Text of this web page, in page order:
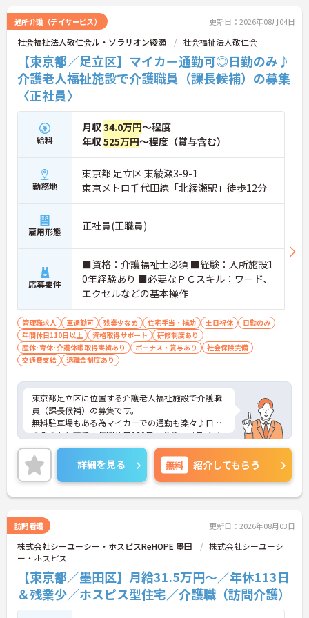
通所介護（デイサービス） 更新日：2026年08月04日
社会福祉法人敬仁会ル・ソラリオン綾瀬 社会福祉法人敬仁会
【東京都／足立区】マイカー通勤可◎日勤のみ♪
介護老人福祉施設で介護職員（課長候補）の募集
〈正社員〉
給料
月収34.0万円～程度
年収525万円～程度（賞与含む）
勤務地
東京都 足立区 東綾瀬3-9-1
東京メトロ千代田線「北綾瀬駅」徒歩12分
雇用形態 正社員(正職員)
応募要件
■資格：介護福祉士必須 ■経験：入所施設1
0年経験あり ■必要なＰＣスキル：ワード、
エクセルなどの基本操作
管理職求人 車通勤可 残業少なめ 住宅手当・補助 土日祝休
日勤のみ
年間休日110日以上
資格取得サポート
研修制度あり
産休･育休･介護休暇取得実績あり
ボーナス・賞与あり
社会保険完備
交通費支給
退職金制度あり
東京都足立区に位置する介護老人福祉施設で介護職
員（課長候補）の募集です。
無料駐車場もある為マイカーでの通勤も楽々♪日勤
のみのお仕事で、年間休日120日もあり、プライベ
ートとの両立を目指す方におすすめの環境です◎ま
た昇給や賞与制度があり、頑張りが評価されてしっ
かりと職員に還元されます。さらに福利厚生も充実
しているのは嬉しいポイントです◎
こちらの求人にご興味がございましたら面接のポイ
ます。
詳細を見る 無料 紹介してもらう
訪問看護 更新日：2026年08月03日
株式会社シーユーシー・ホスピスReHOPE 墨田
株式会社シーユーシ
ー・ホスピス
【東京都／墨田区】月給31.5万円～／年休113日
＆残業少／ホスピス型住宅／介護職（訪問介護）